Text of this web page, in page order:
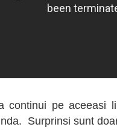
continui pe aceeasi
Surprinsi sunt